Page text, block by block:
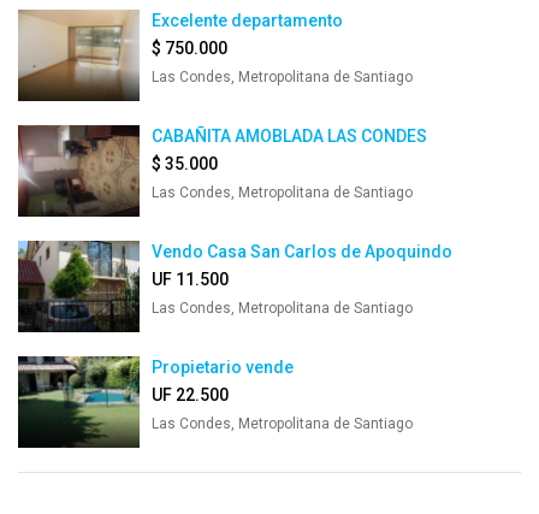
Excelente departamento
$ 750.000
Las Condes, Metropolitana de Santiago
CABAÑITA AMOBLADA LAS CONDES
$ 35.000
Las Condes, Metropolitana de Santiago
Vendo Casa San Carlos de Apoquindo
UF 11.500
Las Condes, Metropolitana de Santiago
Propietario vende
UF 22.500
Las Condes, Metropolitana de Santiago